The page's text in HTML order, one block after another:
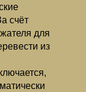
счёт
для
из